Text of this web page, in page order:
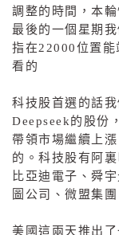
調整的時間，本
最後的一個星期
指在22000位置能
看的
科技股首選的話
Deepseek的股份
帶領市場繼續上
的。科技股有阿
比亞迪電子、舜
圖公司、微盟集
美國這兩天推出